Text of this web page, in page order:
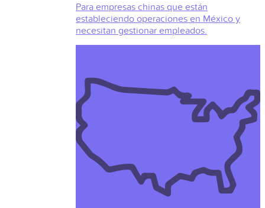
Para empresas chinas que están
estableciendo operaciones en México y
necesitan gestionar empleados.